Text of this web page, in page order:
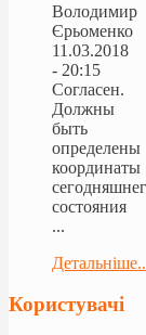
Володимир
Єрьоменко
11.03.2018
- 20:15
Согласен.
Должны
быть
определены
координаты
состояния
...
Користувачі